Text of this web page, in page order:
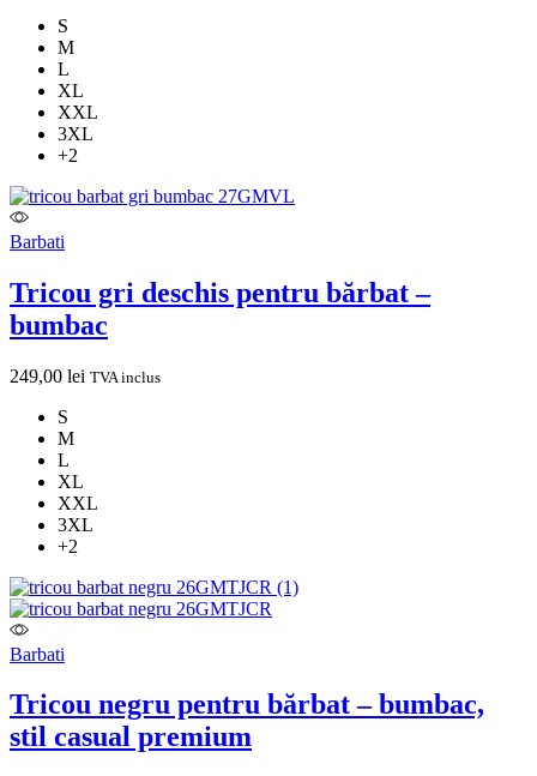
S
M
L
XL
XXL
3XL
+2
Barbati
Tricou gri deschis pentru bărbat –
bumbac
249,00 lei TVA inclus
S
M
L
XL
XXL
3XL
+2
Barbati
Tricou negru pentru bărbat – bumbac,
stil casual premium